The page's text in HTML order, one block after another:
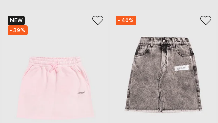
NEW
- 39%
- 40%